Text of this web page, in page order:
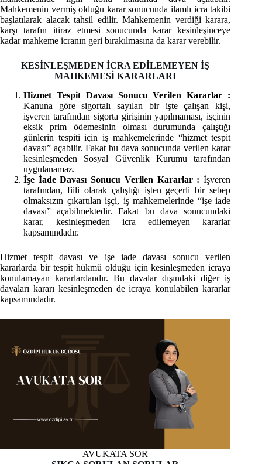
Mahkemenin vermiş olduğu karar sonucunda ilamlı icra takibi
başlatılarak alacak tahsil edilir. Mahkemenin verdiği karara,
karşı tarafın itiraz etmesi sonucunda karar kesinleşinceye
kadar mahkeme icranın geri bırakılmasına da karar verebilir.
KESİNLEŞMEDEN İCRA EDİLEMEYEN İŞ
MAHKEMESİ KARARLARI
Hizmet Tespit Davası Sonucu Verilen Kararlar :
Kanuna göre sigortalı sayılan bir işte çalışan kişi,
işveren tarafından sigorta girişinin yapılmaması, işçinin
eksik prim ödemesinin olması durumunda çalıştığı
günlerin tespiti için iş mahkemelerinde “hizmet tespit
davası” açabilir. Fakat bu dava sonucunda verilen karar
kesinleşmeden Sosyal Güvenlik Kurumu tarafından
uygulanamaz.
İşe İade Davası Sonucu Verilen Kararlar :İşveren
tarafından, fiili olarak çalıştığı işten geçerli bir sebep
olmaksızın çıkartılan işçi, iş mahkemelerinde “işe iade
davası” açabilmektedir. Fakat bu dava sonucundaki
karar, kesinleşmeden icra edilemeyen kararlar
kapsamındadır.
Hizmet tespit davası ve işe iade davası sonucu verilen
kararlarda bir tespit hükmü olduğu için kesinleşmeden icraya
konulamayan kararlardandır. Bu davalar dışındaki diğer iş
davaları kararı kesinleşmeden de icraya konulabilen kararlar
kapsamındadır.
AVUKATA SOR